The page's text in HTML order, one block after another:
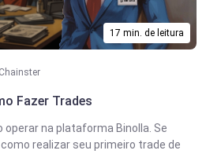
17 min. de leitura
Fazer Trades
operar na plataforma Binolla. Se
realizar seu primeiro trade de